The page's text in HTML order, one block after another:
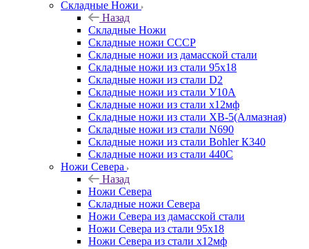
Складные Ножи
Назад
Складные Ножи
Cкладные ножи СССР
Складные ножи из дамасской стали
Складные ножи из стали 95х18
Складные ножи из стали D2
Складные ножи из стали У10А
Складные ножи из стали х12мф
Складные ножи из стали ХВ-5(Алмазная)
Складные ножи из стали N690
Складные ножи из стали Bohler К340
Складные ножи из стали 440С
Ножи Севера
Назад
Ножи Севера
Складные ножи Севера
Ножи Севера из дамасской стали
Ножи Севера из стали 95х18
Ножи Севера из стали х12мф